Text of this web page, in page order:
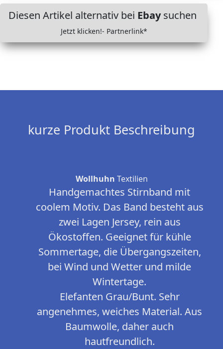
Diesen Artikel alternativ bei Ebaysuchen
Jetzt klicken!- Partnerlink*
kurze Produkt Beschreibung
Wollhuhn Textilien
Handgemachtes Stirnband mit
coolem Motiv. Das Band besteht aus
zwei Lagen Jersey, rein aus
Ökostoffen. Geeignet für kühle
Sommertage, die Übergangszeiten,
bei Wind und Wetter und milde
Wintertage.
Elefanten Grau/Bunt. Sehr
angenehmes, weiches Material. Aus
Baumwolle, daher auch
hautfreundlich.